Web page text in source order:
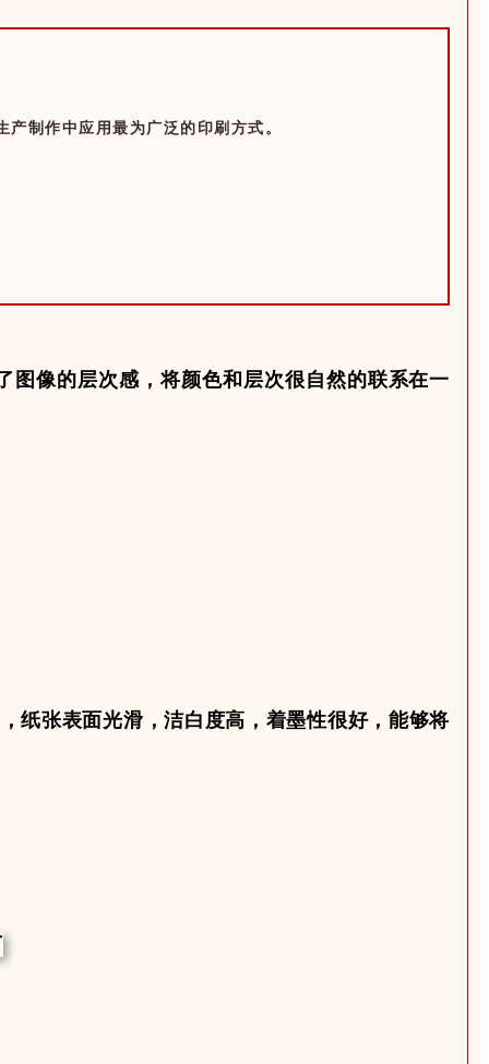
制作中应用最为广泛的印刷方式。
图像的层次感 ，将颜色和层次很自然的联系在一
纸张表面光滑，洁白度高，着墨性很好，能够将